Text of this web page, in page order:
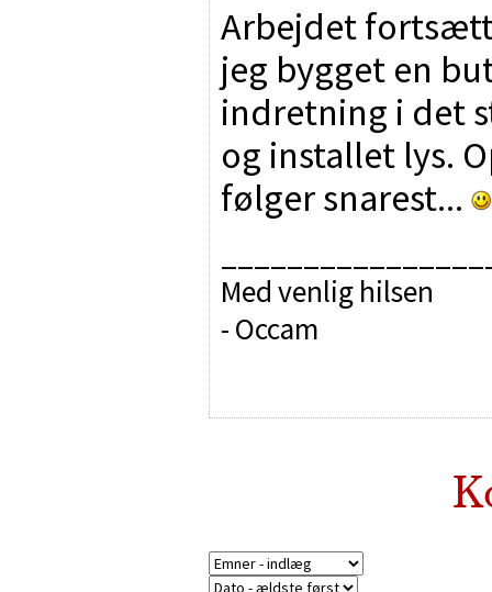
Arbejdet
jeg bygget en
indretning i det
og installet lys.
følger snarest...
Med venlig hilsen
- Occam